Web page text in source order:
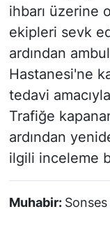
ihbarı üzerine
ekipleri sevk
ardından
Hastanesi'ne
tedavi
Trafiğe
ardından
ilgili inceleme
Muhabir: